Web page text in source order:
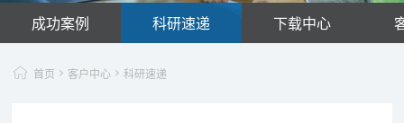
成功案例 科研速递 下载中心
首页 客户中心 科研速递